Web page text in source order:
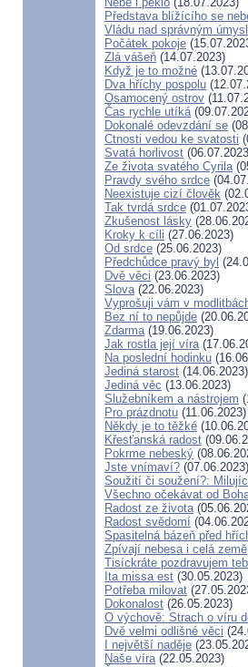
Představa blížícího se
Vládu nad správným
Počátek pokoje
Zlá vášeň (14.07.2023)
Když je to možné
Dva hříchy pospolu
Osamocený ostrov
Čas rychle utíká
Dokonalé odevzdání se
Ctnosti vedou ke svatosti
Svatá horlivost
Ze života svatého Cyrila
Pravdy svého srdce
Neexistuje cizí člověk
Tak tvrdá srdce
Zkušenost lásky
Kroky k cíli (27.06.2023)
Od srdce (25.06.2023)
Předchůdce pravý byl
Dvě věci (23.06.2023)
Slova(22.06.2023)
Vyprošuji vám v
Bez ní to nepůjde
Zdarma(19.06.2023)
Jak rostla její víra
Na poslední hodinku
Jediná starost (14.06.2023)
Jediná věc (13.06.2023)
Služebníkem a nástrojem
Pro prázdnotu (11.06.2023)
Někdy je to těžké
Křesťanská radost
Pokrme nebeský
Jste vnímaví? (07.06.2023)
Soužití či soužení?:
Všechno očekávat od
Radost ze života
Radost svědomí
Spasitelná bázeň před
Zpívají nebesa i celá země
Tisíckráte pozdravujem
Ita missa est (30.05.2023)
Potřeba milovat
Dokonalost (26.05.2023)
O výchově: Strach o víru
Dvě velmi odlišné věci
I největší naděje
Naše víra(22.05.2023)